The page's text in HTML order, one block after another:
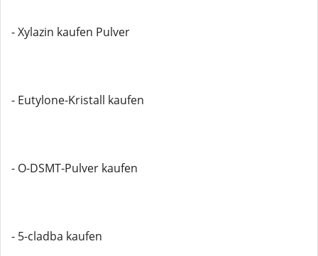
- Xylazin kaufen Pulver
- Eutylone-Kristall kaufen
- O-DSMT-Pulver kaufen
- 5-cladba kaufen